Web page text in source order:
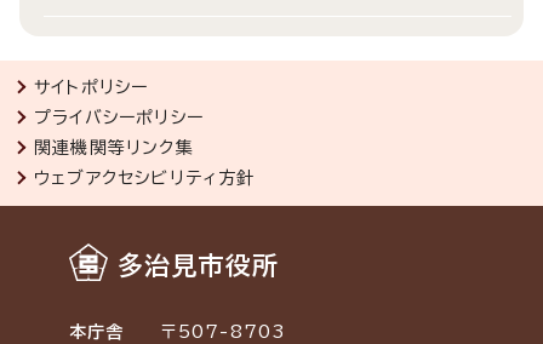
サイトポリシー
プライバシーポリシー
関連機関等リンク集
ウェブアクセシビリティ方針
多治見市役所
本庁舎
〒507-8703